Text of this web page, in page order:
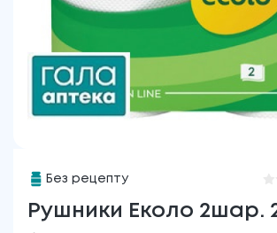
Без рецепту
Рушники Еколо 2шар.